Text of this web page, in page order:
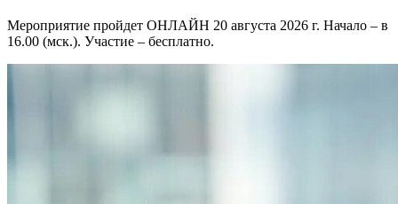
Мероприятие пройдет ОНЛАЙН 20 августа 2026 г. Начало – в
16.00 (мск.). Участие – бесплатно.